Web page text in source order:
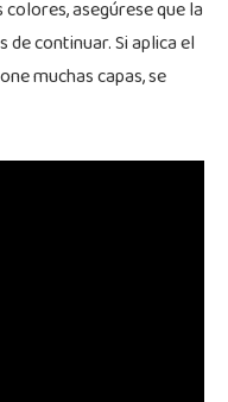
asegúrese que la
continuar. Si aplica el
muchas capas, se